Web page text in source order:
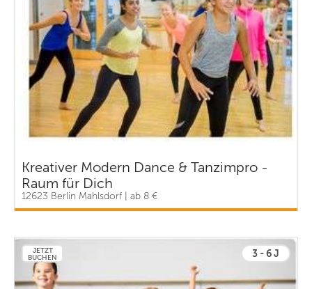
Kreativer Modern Dance & Tanzimpro -
Raum für Dich
12623 Berlin Mahlsdorf | ab 8 €
JETZT
BUCHEN
3 - 6 J